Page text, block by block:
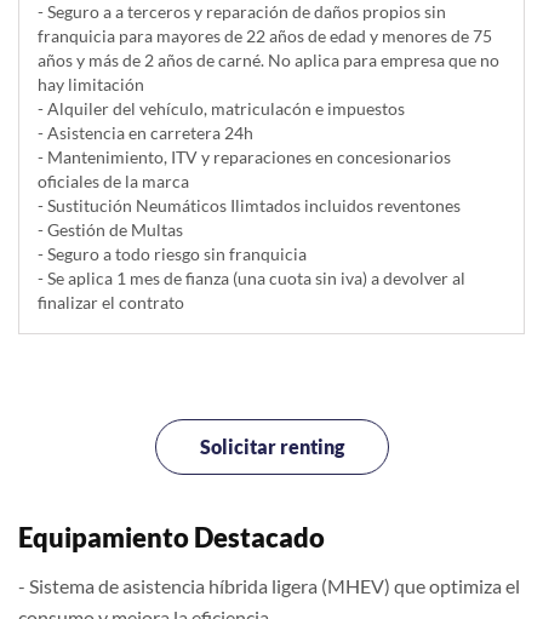
- Seguro a a terceros y reparación de daños propios sin
franquicia para mayores de 22 años de edad y menores de 75
años y más de 2 años de carné. No aplica para empresa que no
hay limitación
- Alquiler del vehí­culo, matriculacón e impuestos
- Asistencia en carretera 24h
- Mantenimiento, ITV y reparaciones en concesionarios
oficiales de la marca
- Sustitución Neumáticos Ilimtados incluidos reventones
- Gestión de Multas
- Seguro a todo riesgo sin franquicia
- Se aplica 1 mes de fianza (una cuota sin iva) a devolver al
finalizar el contrato
Solicitar renting
Equipamiento Destacado
- Sistema de asistencia híbrida ligera (MHEV) que optimiza el